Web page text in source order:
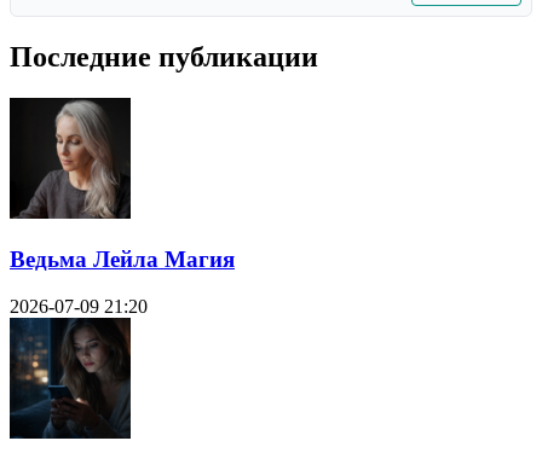
Последние публикации
Ведьма Лейла Магия
2026-07-09 21:20